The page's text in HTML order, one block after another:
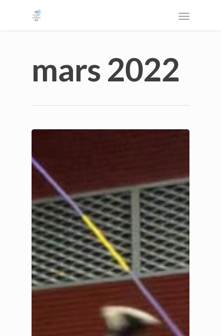
mars 2022